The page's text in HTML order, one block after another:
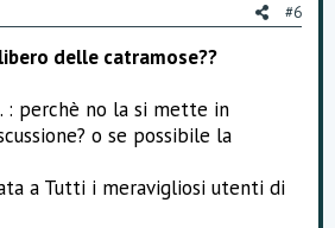
#6
delle catramose??
: perchè no la si mette in
o se possibile la
a Tutti i meravigliosi utenti di